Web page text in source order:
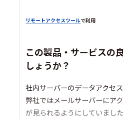
リモートアクセスツールで利用
この製品・サービスの
しょうか？
社内サーバーのデータアクセ
弊社ではメールサーバーにア
が見られるようにしていまし